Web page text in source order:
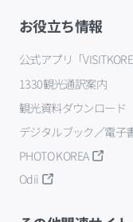
お役立ち情報
公式アプリ「
1330観光通訳案内
観光資料ダウンロード
デジタルブック／電子
PHOTO KOREA
Odii